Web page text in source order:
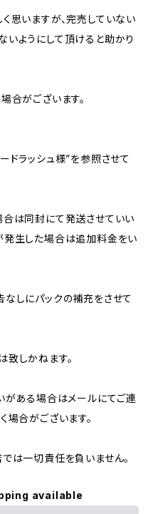
思いますが、完売していない
いようにして頂けると助かり
合がございます。
ドラッシュ様”を参照させて
合は同封にて発送させていい
発生した場合は追加料金をい
しにパックの補充をさせて
しかねます。
がある場合はメールにてご連
場合がございます。
は一切責任を負いません。
available